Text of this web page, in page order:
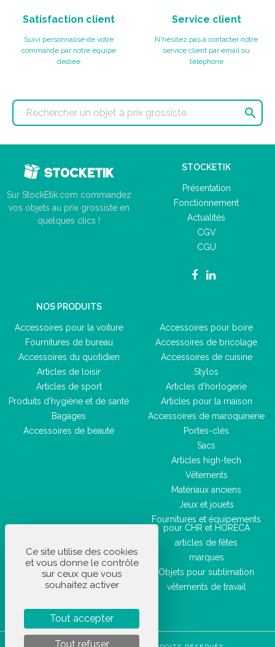
Satisfaction client
Suivi personnalisé de votre
commande par notre équipe
dédiée
Service client
N'hésitez pas à contacter notre
service client par email ou
téléphone

Sur StockEtik.com commandez
vos objets au prix grossiste en
quelques clics !
STOCKETIK
Présentation
Fonctionnement
Actualités
CGV
CGU
NOS PRODUITS
Accessoires pour la voiture
Fournitures de bureau
Accessoires du quotidien
Articles de loisir
Articles de sport
Produits d'hygiène et de santé
Bagages
Accessoires de beauté
Accessoires pour boire
Accessoires de bricolage
Accessoires de cuisine
Stylos
Articles d'horlogerie
Articles pour la maison
Accessoires de maroquinerie
Portes-clés
Sacs
Articles high-tech
Vêtements
Matériaux anciens
Jeux et jouets
Fournitures et équipements
pour CHR et HORECA
articles de fêtes
marques
Objets pour sublimation
vêtements de travail
Ce site utilise des cookies
et vous donne le contrôle
sur ceux que vous
souhaitez activer
Tout accepter
Tout refuser